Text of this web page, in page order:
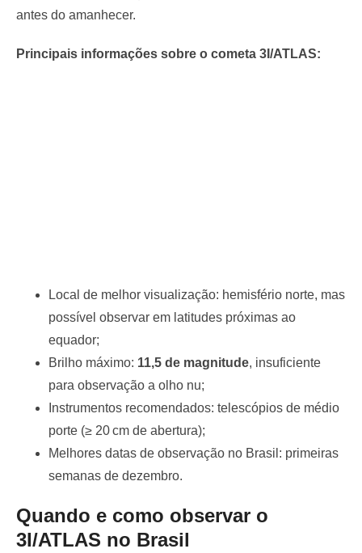
antes do amanhecer.
Principais informações sobre o cometa 3I/ATLAS:
Local de melhor visualização: hemisfério norte, mas
possível observar em latitudes próximas ao
equador;
Brilho máximo: 11,5 de magnitude, insuficiente
para observação a olho nu;
Instrumentos recomendados: telescópios de médio
porte (≥ 20 cm de abertura);
Melhores datas de observação no Brasil: primeiras
semanas de dezembro.
Quando e como observar o
3I/ATLAS no Brasil